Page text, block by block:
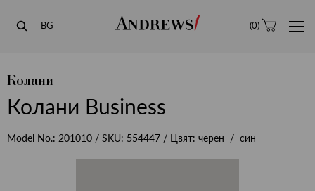
Andrews
BG (0)
Колани
Колани Business
Model No.: 201010 / SKU: 554447 / Цвят: черен / син